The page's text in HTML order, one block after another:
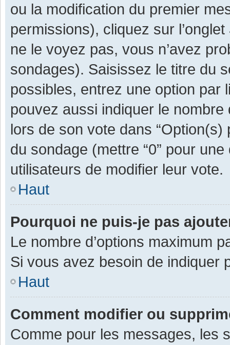
ou la modification du premier
permissions), cliquez sur l’onglet
ne le voyez pas, vous n’avez
sondages). Saisissez le titre du
possibles, entrez une option par
pouvez aussi indiquer le
lors de son vote dans “Option(s)
du sondage (mettre “0” pour
utilisateurs de modifier leur vote.
Haut
Pourquoi ne puis-je pas
Le nombre d’options maximum
Si vous avez besoin de indiquer
Haut
Comment modifier ou
Comme pour les messages, les